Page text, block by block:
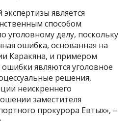
является
способом
уголовному делу, поскольку
ошибка, основанная на
Каракяна, и примером
являются уголовное
решения,
неискреннего
заместителя
прокурора Евтых», –